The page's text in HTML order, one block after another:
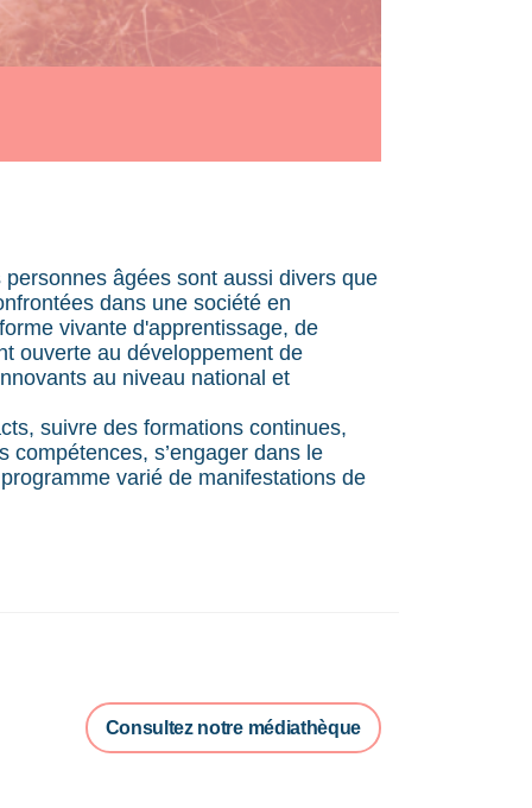
âgées sont aussi divers que
dans une société en
vivante d'apprentissage, de
ouverte au développement de
au niveau national et
suivre des formations continues,
s’engager dans le
varié de manifestations de
Consultez notre médiathèque